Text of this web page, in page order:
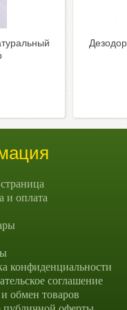
и оплата
конфиденциальности
соглашение
обмен товаров